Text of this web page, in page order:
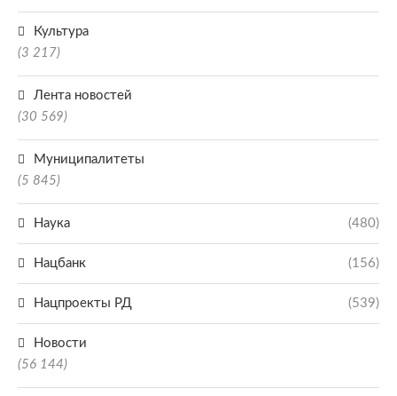
Культура
(3 217)
Лента новостей
(30 569)
Муниципалитеты
(5 845)
Наука (480)
Нацбанк (156)
Нацпроекты РД (539)
Новости
(56 144)